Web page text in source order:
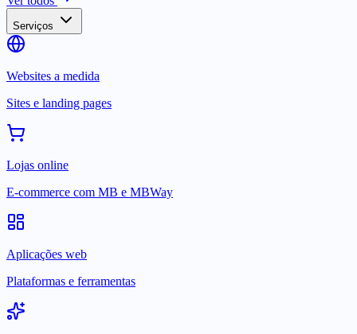
Serviços
Websites a medida
Sites e landing pages
Lojas online
E-commerce com MB e MBWay
Aplicações web
Plataformas e ferramentas